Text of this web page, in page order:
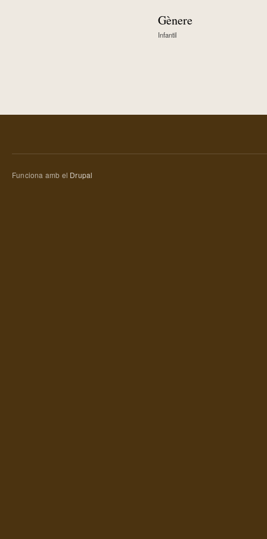
Gènere
Infantil
Funciona amb el Drupal